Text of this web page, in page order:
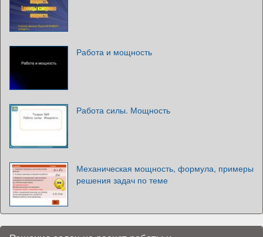
Работа и мощность
Работа силы. Мощность
Механическая мощность, формула, примеры
решения задач по теме